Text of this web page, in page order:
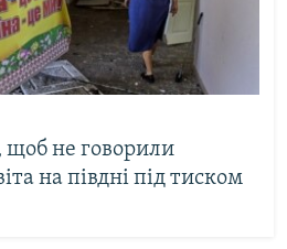
не говорили
на півдні під тиском